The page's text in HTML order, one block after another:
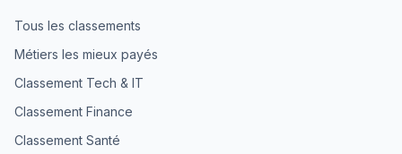
Tous les classements
Métiers les mieux payés
Classement Tech & IT
Classement Finance
Classement Santé